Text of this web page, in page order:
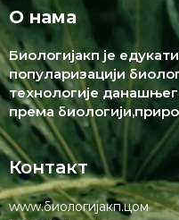
О нама
Биологијакп је
популаризацији
технологије
према
Контакт
www.биологијакп.цом